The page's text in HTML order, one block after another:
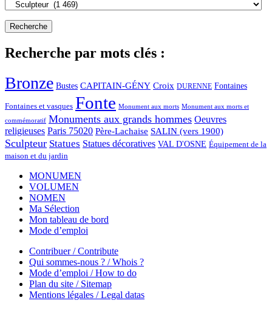
Recherche par mots clés :
Bronze Bustes CAPITAIN-GÉNY Croix DURENNE Fontaines
Fontaines et vasques Fonte Monument aux morts Monument aux morts et
commémoratif Monuments aux grands hommes Oeuvres
religieuses Paris 75020 Père-Lachaise SALIN (vers 1900)
Sculpteur Statues Statues décoratives VAL D'OSNE Équipement de la
maison et du jardin
MONUMEN
VOLUMEN
NOMEN
Ma Sélection
Mon tableau de bord
Mode d’emploi
Contribuer / Contribute
Qui sommes-nous ? / Whois ?
Mode d’emploi / How to do
Plan du site / Sitemap
Mentions légales / Legal datas